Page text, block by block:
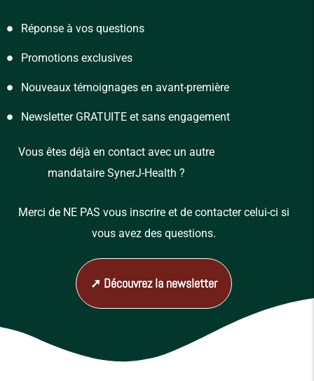
Réponse à vos questions
Promotions exclusives
Nouveaux témoignages en avant-première
Newsletter GRATUITE et sans engagement
Vous êtes déjà en contact avec un autre
mandataire SynerJ-Health ?
Merci de NE PAS vous inscrire et de contacter celui-ci si
vous avez des questions.
➚ Découvrez la newsletter